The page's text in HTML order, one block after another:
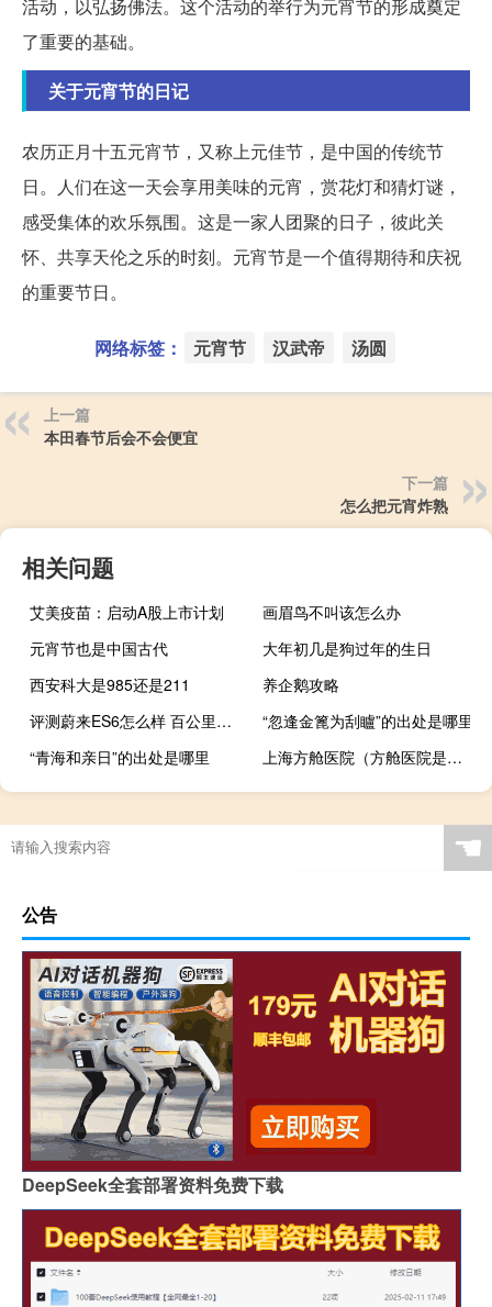
活动，以弘扬佛法。这个活动的举行为元宵节的形成奠定
了重要的基础。
关于元宵节的日记
农历正月十五元宵节，又称上元佳节，是中国的传统节
日。人们在这一天会享用美味的元宵，赏花灯和猜灯谜，
感受集体的欢乐氛围。这是一家人团聚的日子，彼此关
怀、共享天伦之乐的时刻。元宵节是一个值得期待和庆祝
的重要节日。
网络标签： 元宵节 汉武帝 汤圆
上一篇
本田春节后会不会便宜
下一篇
怎么把元宵炸熟
相关问题
艾美疫苗：启动A股上市计划
画眉鸟不叫该怎么办
元宵节也是中国古代
大年初几是狗过年的生日
西安科大是985还是211
养企鹅攻略
评测蔚来ES6怎么样 百公里加速4.24秒
“忽逢金篦为刮矑”的出处是哪里
“青海和亲日”的出处是哪里
上海方舱医院（方舱医院是什么意思）
☚
公告
DeepSeek全套部署资料免费下载